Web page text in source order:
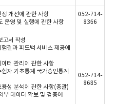
개선에 관한 사항
운영 및 실행에 관한 사항
052-714-
8366
서 작성
결과 피드백 서비스 제공에
터 관리에 관한 사항
자 기초통계 국가승인통계
성 분석에 관한 사항(총괄)
데이터 확보 및 검증에
052-714-
8685